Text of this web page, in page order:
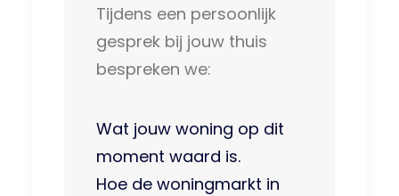
Tijdens een persoonlijk
gesprek bij jouw thuis
bespreken we:
Wat jouw woning op dit
moment waard is.
Hoe de woningmarkt in